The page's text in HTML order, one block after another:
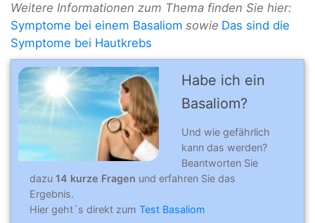
Weitere Informationen zum Thema finden Sie hier:
Symptome bei einem Basaliom sowie Das sind die
Symptome bei Hautkrebs
Habe ich ein
Basaliom?
Und wie gefährlich
kann das werden?
Beantworten Sie
dazu 14 kurze Fragen und erfahren Sie das
Ergebnis.
Hier geht´s direkt zum Test Basaliom